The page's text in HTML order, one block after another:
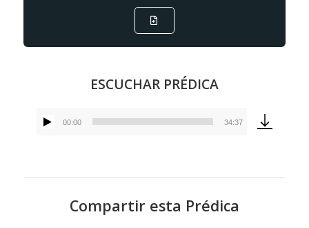
ESCUCHAR PRÉDICA
Reproductor
00:00 34:37
Compartir esta Prédica